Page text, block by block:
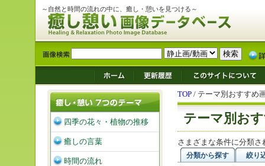
～自然と時間の流れの中に、癒し・憩いを見つける～
TOP / テーマ別おすすめ
テーマ別お
さまざまな条件に分類
分類から探す 絞り
四季の花々・植物の推移
癒しの言葉
時間の流れ